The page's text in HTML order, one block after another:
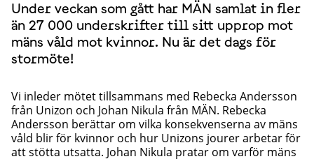
Under veckan som gått har MÄN samlat in fler
än 27 000 underskrifter till sitt upprop mot
mäns våld mot kvinnor. Nu är det dags för
stormöte!
Vi inleder mötet tillsammans med Rebecka Andersson
från Unizon och Johan Nikula från MÄN. Rebecka
Andersson berättar om vilka konsekvenserna av mäns
våld blir för kvinnor och hur Unizons jourer arbetar för
att stötta utsatta. Johan Nikula pratar om varför mäns